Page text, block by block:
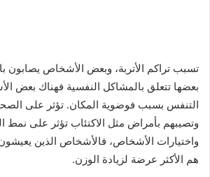
تسبب تراكم الأتربة، وبعض الأشخاص يصابون
بعضها تتعلق بالمشاكل النفسية فهناك بعض
التنفس بسبب فوضوية المكان. تؤثر على الصحة
وتصيبهم بأمراض مثل الاكتئاب تؤثر على نمط
واختيارات الأشخاص، فالأشخاص الذين
هم الأكثر عرضة لزيادة الوزن.